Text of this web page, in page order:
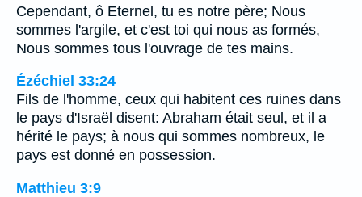
Cependant, ô Eternel, tu es notre père; Nous
sommes l'argile, et c'est toi qui nous as formés,
Nous sommes tous l'ouvrage de tes mains.
Ézéchiel 33:24
Fils de l'homme, ceux qui habitent ces ruines dans
le pays d'Israël disent: Abraham était seul, et il a
hérité le pays; à nous qui sommes nombreux, le
pays est donné en possession.
Matthieu 3:9